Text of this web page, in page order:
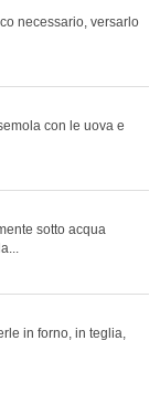
necessario, versarlo
con le uova e
sotto acqua
in forno, in teglia,